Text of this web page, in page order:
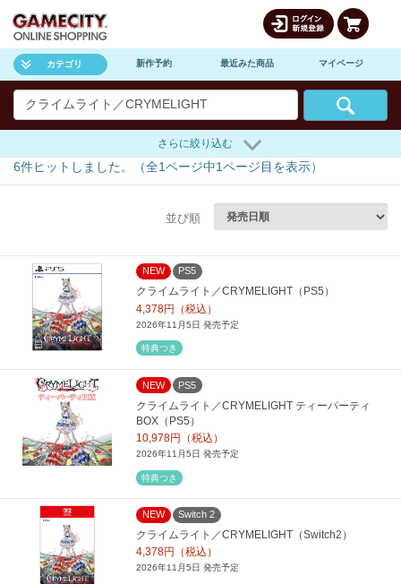
カテゴリ 新作予約 最近みた商品 マイページ
さらに絞り込む
6件ヒットしました。（全1ページ中1ページ目を表示）
並び順
NEW PS5
クライムライト／CRYMELIGHT（PS5）
4,378円（税込）
2026年11月5日 発売予定
特典つき
NEW PS5
クライムライト／CRYMELIGHT ティーパーティ
BOX（PS5）
10,978円（税込）
2026年11月5日 発売予定
特典つき
NEW Switch 2
クライムライト／CRYMELIGHT（Switch2）
4,378円（税込）
2026年11月5日 発売予定